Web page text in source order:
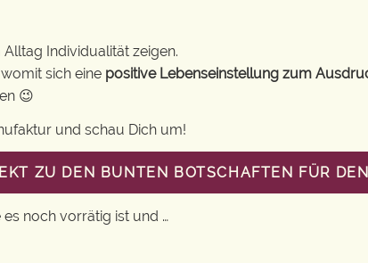
Individualität zeigen.
sich eine positive Lebenseinstellung zum
😉
und schau Dich um!
ZU DEN BUNTEN BOTSCHAFTEN FÜR
noch vorrätig ist und …